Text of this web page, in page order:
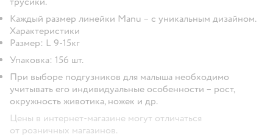
Каждый размер линейки Manu – с уникальным дизайном.
Характеристики
Размер: L 9-15кг
Упаковка: 156 шт.
При выборе подгузников для малыша необходимо
учитывать его индивидуальные особенности – рост,
окружность животика, ножек и др.
Цены в интернет-магазине могут отличаться
от розничных магазинов.